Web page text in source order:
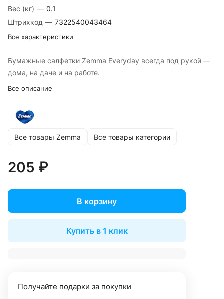
Вес (кг) — 0.1
Штрихкод — 7322540043464
Все характеристики
Бумажные салфетки Zemma Everyday всегда под рукой —
дома, на даче и на работе.
Все описание
Все товары Zemma Все товары категории
205 ₽
В корзину
Купить в 1 клик
Получайте подарки за покупки